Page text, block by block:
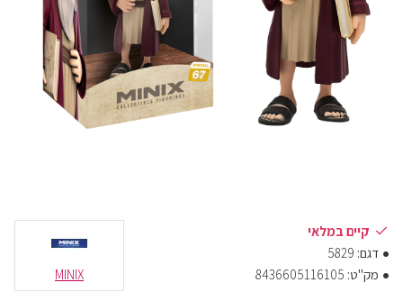
קיים במלאי
דגם: 5829
מק"ט: 8436605116105
MINIX